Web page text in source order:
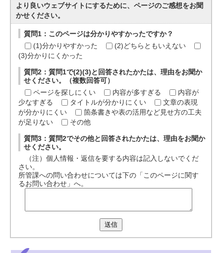
より良いウェブサイトにするために、ページのご感想をお聞
かせください。
質問1：このページは分かりやすかったですか？
(1)分かりやすかった
(2)どちらともいえない
(3)分かりにくかった
質問2：質問1で(2)(3)と回答されたかたは、理由をお聞か
せください。（複数回答可）
ページを探しにくい
内容が多すぎる
内容が
少なすぎる
タイトルが分かりにくい
文章の表現
が分かりにくい
箇条書きや表の活用など見せ方の工夫
が足りない
その他
質問3：質問2でその他と回答されたかたは、理由をお聞か
せください。
（注）個人情報・返信を要する内容は記入しないでくだ
さい。
所管課への問い合わせについては下の「このページに関す
るお問い合わせ」へ。
送信